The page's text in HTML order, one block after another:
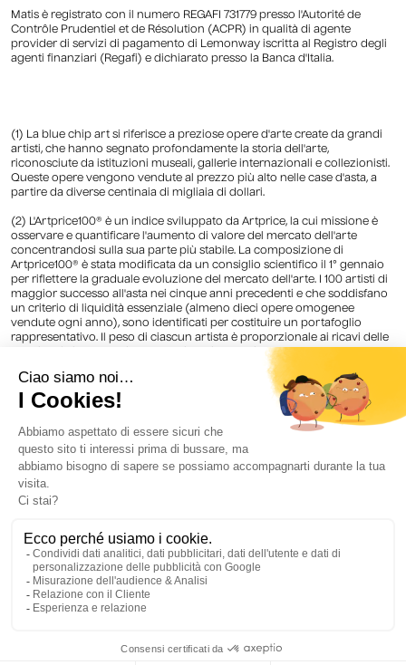
Matis è registrato con il numero REGAFI 731779 presso l'Autorité de
Contrôle Prudentiel et de Résolution (ACPR) in qualità di agente
provider di servizi di pagamento di Lemonway iscritta al Registro degli
agenti finanziari (Regafi) e dichiarato presso la Banca d'Italia.
(1) La blue chip art si riferisce a preziose opere d'arte create da grandi
artisti, che hanno segnato profondamente la storia dell'arte,
riconosciute da istituzioni museali, gallerie internazionali e collezionisti.
Queste opere vengono vendute al prezzo più alto nelle case d'asta, a
partire da diverse centinaia di migliaia di dollari.
(2) L'Artprice100® è un indice sviluppato da Artprice, la cui missione è
osservare e quantificare l'aumento di valore del mercato dell'arte
concentrandosi sulla sua parte più stabile. La composizione di
Artprice100® è stata modificata da un consiglio scientifico il 1° gennaio
per riflettere la graduale evoluzione del mercato dell'arte. I 100 artisti di
maggior successo all'asta nei cinque anni precedenti e che soddisfano
un criterio di liquidità essenziale (almeno dieci opere omogenee
vendute ogni anno), sono identificati per costituire un portafoglio
rappresentativo. Il peso di ciascun artista è proporzionale ai ricavi delle
vendite di ciascun artista nel periodo in questione.
(3) Fonte: Artnet Worldwide Corporation
(4) Fonte: Deloitte Private & ArtTactic Art & Finance Report 2023
Crediti immagine: Lorem Ipsum dolor sit amet, consectetur adipiscing
elit, sed do eiusmod tempor incididunt ut labore e Dolore Magna Aliqua.
Ut enim ad minimim veniam, qui nostrud exercising ullamco laboris nisi
ut aliquip ex ea commodo consequat.